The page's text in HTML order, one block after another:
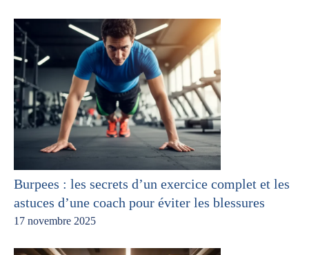
Burpees : les secrets d’un exercice complet et les
astuces d’une coach pour éviter les blessures
17 novembre 2025